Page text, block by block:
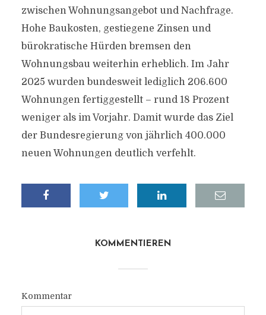
zwischen Wohnungsangebot und Nachfrage.
Hohe Baukosten, gestiegene Zinsen und
bürokratische Hürden bremsen den
Wohnungsbau weiterhin erheblich. Im Jahr
2025 wurden bundesweit lediglich 206.600
Wohnungen fertiggestellt – rund 18 Prozent
weniger als im Vorjahr. Damit wurde das Ziel
der Bundesregierung von jährlich 400.000
neuen Wohnungen deutlich verfehlt.
KOMMENTIEREN
Kommentar